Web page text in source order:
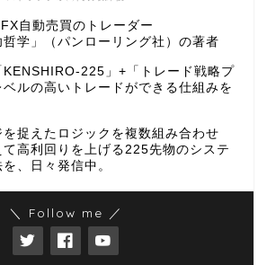
自動売買のトレーダー
哲学」（パンローリング社）の著者
KENSHIRO-225」+「トレード戦略プ
ルの高いトレードができる仕組みを
捉えたロジックを複数組み合わせ
高利回りを上げる225先物のシステ
、日々発信中。
＼ Follow me ／